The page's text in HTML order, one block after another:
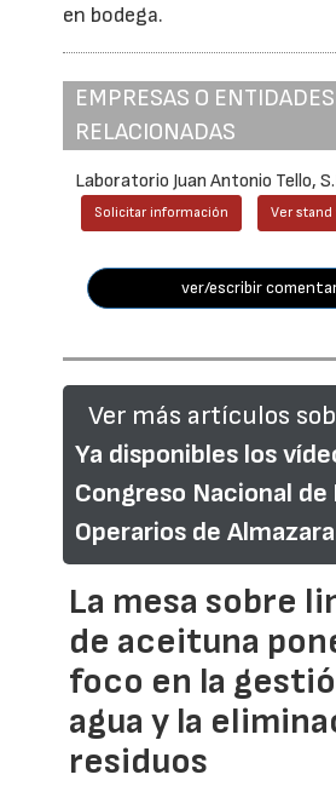
en bodega.
EMPRESAS O ENTIDADES
RELACIONADAS
Laboratorio Juan Antonio Tello,
Solicitar información Ver stand
ver/escribir
Ver más artículos
Ya disponibles los
Congreso Nacional
Operarios de Almazara
La mesa sobre
de aceituna
foco en la
agua y la
residuos